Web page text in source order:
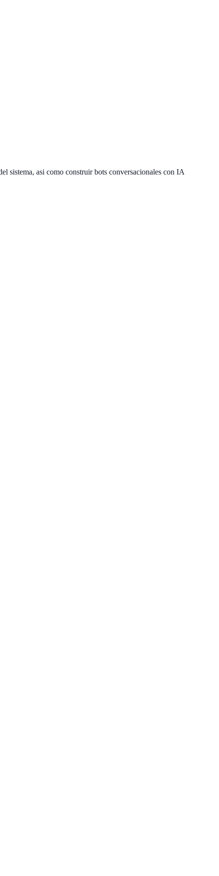
sistema, asi como construir bots conversacionales con IA